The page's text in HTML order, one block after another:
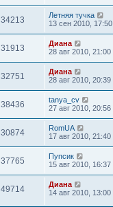
34213
Летняя тучка
13 сен 2010, 17:50
31913
Диана
28 авг 2010, 21:00
32751
Диана
28 авг 2010, 20:39
38436
tanya_cv
27 авг 2010, 20:56
30874
RomUA
17 авг 2010, 21:40
37765
Пупсик
15 авг 2010, 16:37
49714
Диана
14 авг 2010, 13:00